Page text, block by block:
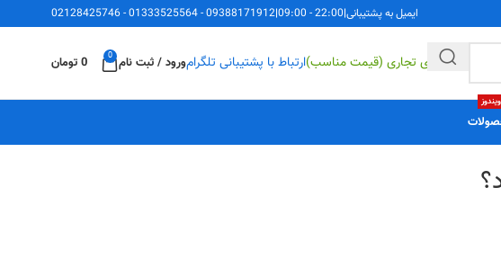
ایمیل به پشتیبانی|
22:00 - 09:00
|
09388171912
-
01333525564
-
02128425746
راهکارهای تجاری (قیمت مناسب)ارتباط با پشتیبانی تلگرامورود / ثبت نام 0
0 تومان